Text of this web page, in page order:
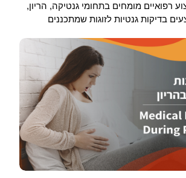
רפואיים מומחים בתחומי גנטיקה, הריון,
בדיקות גנטיות לזוגות שמתכננים